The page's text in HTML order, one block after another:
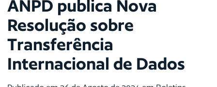
ANPD publica Nova
Resolução sobre
Transferência
Internacional de Dados